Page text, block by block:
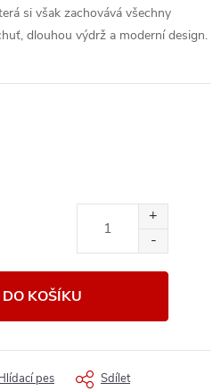
si však zachovává všechny
dlouhou výdrž a moderní design.
KOŠÍKU
pes Sdílet